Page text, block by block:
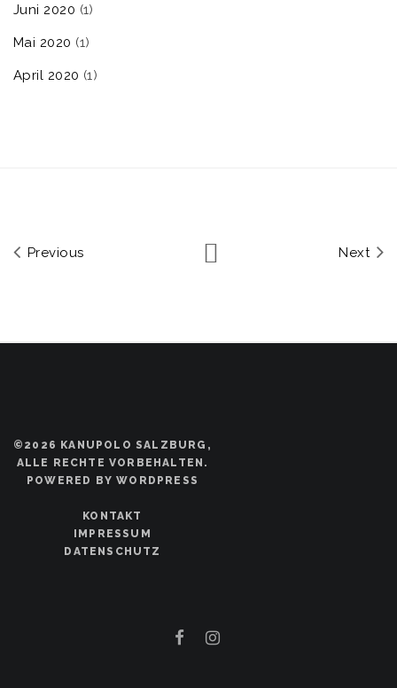
Juni 2020 (1)
Mai 2020 (1)
April 2020 (1)
Previous Next
©2026 KANUPOLO SALZBURG,
ALLE RECHTE VORBEHALTEN.
POWERED BY WORDPRESS
KONTAKT
IMPRESSUM
DATENSCHUTZ